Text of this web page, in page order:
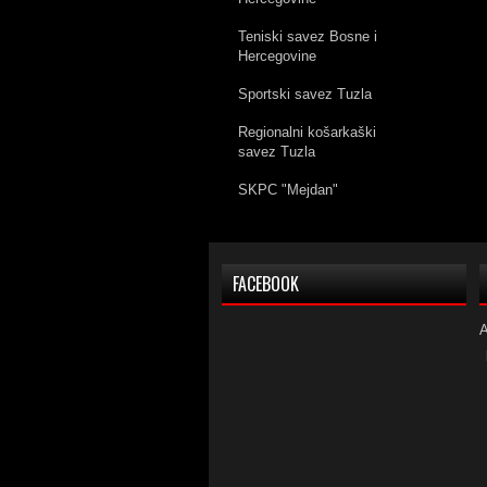
Teniski savez Bosne i
Hercegovine
Sportski savez Tuzla
Regionalni košarkaški
savez Tuzla
SKPC "Mejdan"
FACEBOOK